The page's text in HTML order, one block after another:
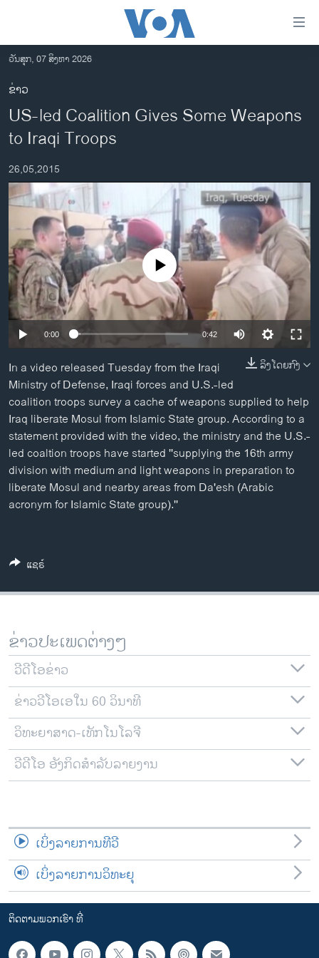
ເຂົ້າ
ຫາ
ຂ້າມ
ຂ້າມ
ຂ້າມ
ໄປ
ຫາ
ຊອກ
ຄົ້ນ
ອາເມຣິກາ
ການເລືອກຕັ້ງ ປະທານາທີບໍດີ ສະຫະລັດ 2024
ຂ່າວ​ຈີນ
ໂລກ
ເອເຊຍ
ອິດສະຫຼະພາບດ້ານການຂ່າວ
ຊີວິດຊາວລາວ
ຊຸມຊົນຊາວລາວ
ວິທະຍາສາດ-ເທັກໂນໂລຈີ
ພາສາອັງກິດ
ວີດີໂອ
ສຽງ
ລາຍການກະຈາຍສຽງ
ລາຍງານ
ຕິດຕາມພວກເຮົາ ທີ່
ວັນສຸກ, 07 ສິງຫາ 2026
ຂ່າວ
US-led Coalition Gives Some Weapons
to Iraqi Troops
26,05,2015
No media source currently available
0:00 0:42
ລິງໂດຍກົງ
In a video released Tuesday from the Iraqi
Ministry of Defense, Iraqi forces and U.S.-led
coalition troops survey a cache of weapons supplied to help
Iraq liberate Mosul from Islamic State group. According to a
statement provided with the video, the ministry and the U.S.-
led coaltion troops have started ''supplying the 16th army
division with medium and light weapons in preparation to
liberate Mosul and nearby areas from Da'esh (Arabic
acronym for Islamic State group).''
ແຊຣ໌
ຂ່າວປະເພດຕ່າງໆ
ວີດີໂອຂ່າວ
ຂ່າວວີໂອເອໃນ 60 ວິນາທີ
ວິທະຍາສາດ-ເທັກໂນໂລຈີ
ວີດີໂອ ອັງກິດສຳລັບລາຍງານ
ເບິ່ງລາຍການທີວີ
ເບິ່ງລາຍການວິທະຍຸ
ຕິດຕາມພວກເຮົາ ທີ່